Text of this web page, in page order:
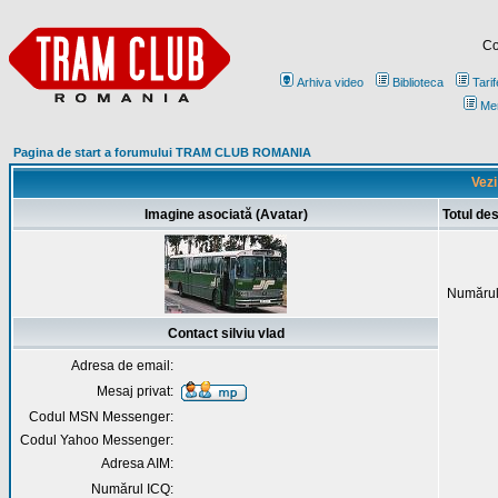
Arhiva video Biblioteca
Pagina de start a forumului TRAM CLUB ROMANIA
Imagine asociată (Avatar) Totul
Contact silviu vlad
Adresa de email:
Mesaj privat:
Codul MSN Messenger:
Codul Yahoo Messenger:
Adresa AIM:
Numărul ICQ: